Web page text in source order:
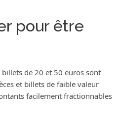
pour être
de 20 et 50 euros sont
et billets de faible valeur
facilement fractionnables